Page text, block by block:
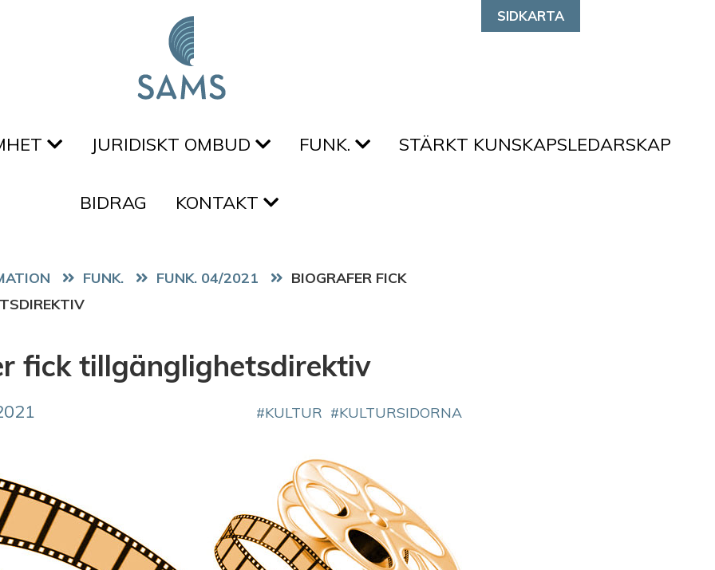
SIDKARTA
JURIDISKT OMBUD FUNK. STÄRKT KUNSKAPSLEDARSKAP
BIDRAG KONTAKT
FUNK. FUNK. 04/2021
BIOGRAFER FICK
fick tillgänglighetsdirektiv
KULTUR KULTURSIDORNA